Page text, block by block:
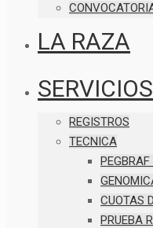
LA RAZA
SERVICIOS
REGISTROS
TECNICA
CUOTAS
PRUEBA